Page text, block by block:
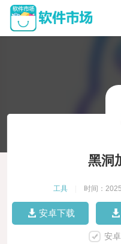
黑洞
工具 时间：
安卓下载
安